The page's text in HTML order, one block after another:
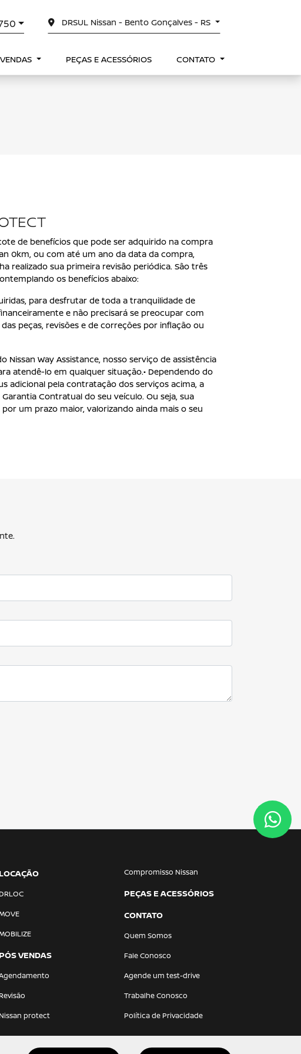
DRSUL Nissan - Bento Gonçalves - RS
PEÇAS E ACESSÓRIOS CONTATO
de benefícios que pode ser adquirido na compra
0km, ou com até um ano da data da compra,
realizado sua primeira revisão periódica. São três
os benefícios abaixo:
para desfrutar de toda a tranquilidade de
e não precisará se preocupar com
peças, revisões e de correções por inflação ou
Nissan Way Assistance, nosso serviço de assistência
atendê-lo em qualquer situação.• Dependendo do
adicional pela contratação dos serviços acima, a
Contratual do seu veículo. Ou seja, sua
um prazo maior, valorizando ainda mais o seu
LOCAÇÃO
DRLOC
PÓS VENDAS
Revisão
Nissan protect
Compromisso Nissan
PEÇAS E ACESSÓRIOS
CONTATO
Quem Somos
Fale Conosco
Agende um test-drive
Trabalhe Conosco
Política de Privacidade